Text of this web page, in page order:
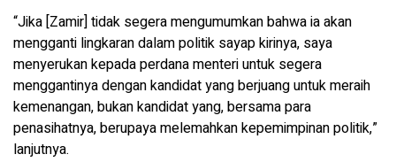
“Jika [Zamir] tidak segera mengumumkan bahwa ia akan
mengganti lingkaran dalam politik sayap kirinya, saya
menyerukan kepada perdana menteri untuk segera
menggantinya dengan kandidat yang berjuang untuk meraih
kemenangan, bukan kandidat yang, bersama para
penasihatnya, berupaya melemahkan kepemimpinan politik,”
lanjutnya.